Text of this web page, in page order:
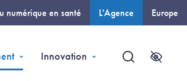
numérique en santé L'Agence Europe
Innovation
Recherche